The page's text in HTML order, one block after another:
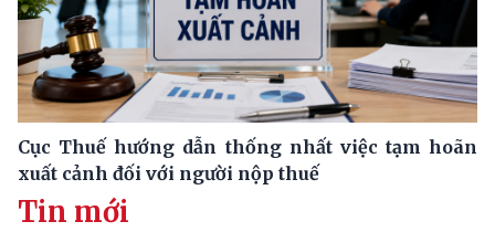
Cục Thuế hướng dẫn thống nhất việc tạm hoãn
xuất cảnh đối với người nộp thuế
Tin mới